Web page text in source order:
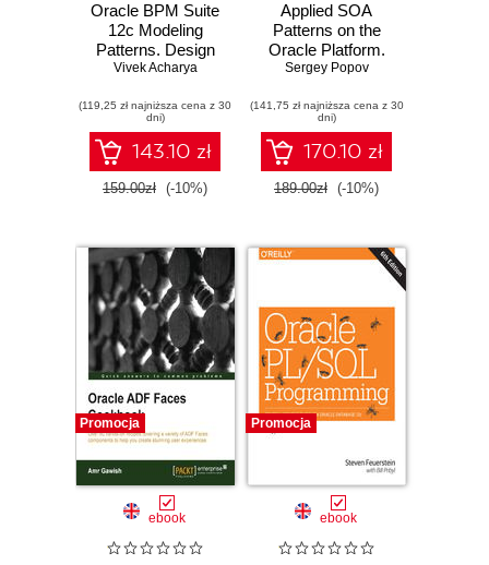
Oracle BPM Suite
12c Modeling
Patterns. Design
and implement
Business Process
Management
solutions with
Oracle BPM
Patterns
Vivek Acharya
(119,25 zł najniższa cena z 30
dni)
143.10 zł
159.00zł (-10%)
Applied SOA
Patterns on the
Oracle Platform.
Fuse together your
experience with
abstract SOA
patterns with this
practical guide
Sergey Popov
(141,75 zł najniższa cena z 30
dni)
170.10 zł
189.00zł (-10%)
Promocja
ebook
Promocja
ebook